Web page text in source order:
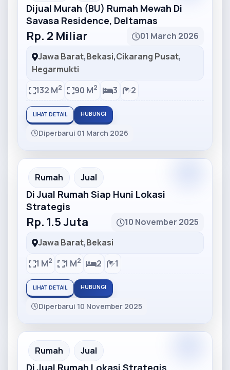
Dijual Murah (BU) Rumah Mewah Di
Savasa Residence, Deltamas
Rp. 2 Miliar
01 March 2026
Jawa Barat,Bekasi,Cikarang Pusat,
Hegarmukti
132 M2 90 M2 3 2
LIHAT DETAIL HUBUNGI
Diperbarui 01 March 2026
Partner Ad
Rumah Jual
Di Jual Rumah Siap Huni Lokasi
Strategis
Rp. 1.5 Juta
10 November 2025
Jawa Barat,Bekasi
1 M2 1 M2 2 1
LIHAT DETAIL HUBUNGI
Diperbarui 10 November 2025
Partner Ad
Rumah Jual
Di Jual Rumah Lokasi Strategis